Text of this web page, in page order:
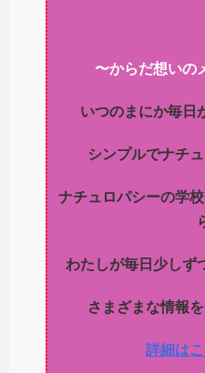
〜からだ想いの
いつのまにか毎日
シンプルでナチ
ナチュロパシーの学
わたしが毎日少しず
さまざまな情報
詳細は